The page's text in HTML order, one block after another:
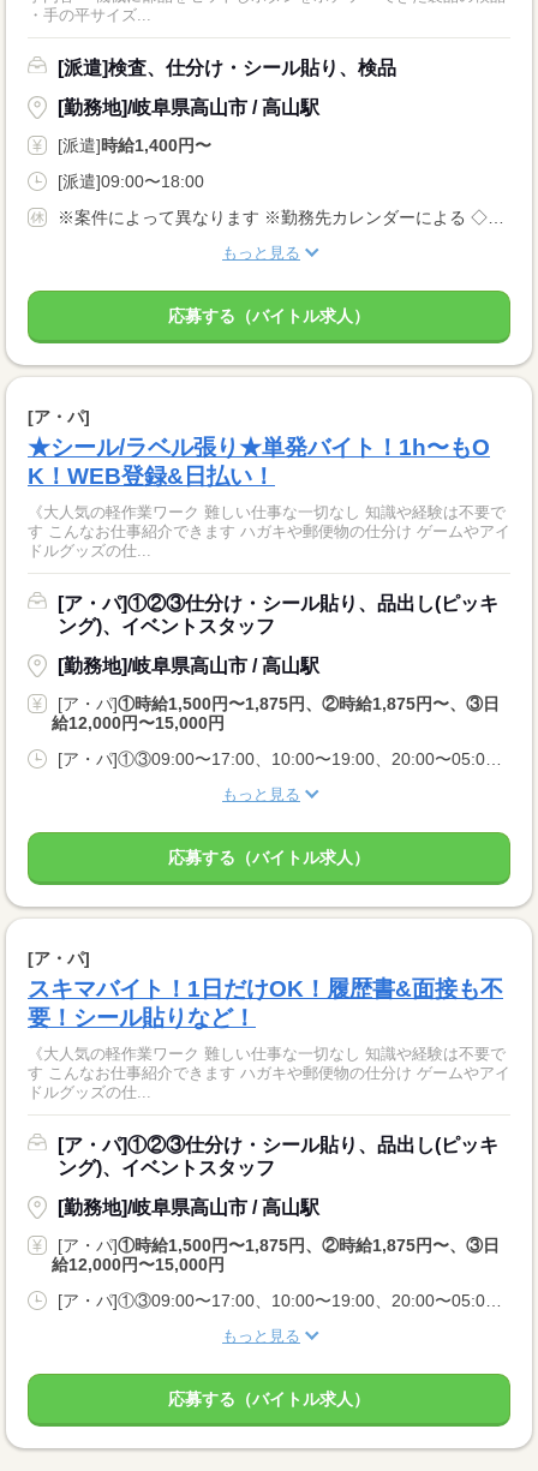
・手の平サイズ...
[派遣]検査、仕分け・シール貼り、検品
[勤務地]/岐阜県高山市 / 高山駅
[派遣]時給1,400円〜
[派遣]09:00〜18:00
もっと見る
応募する（バイトル求人）
[ア・パ]
★シール/ラベル張り★単発バイト！1h〜もO
K！WEB登録&日払い！
《大人気の軽作業ワーク 難しい仕事な一切なし 知識や経験は不要で
す こんなお仕事紹介できます ハガキや郵便物の仕分け ゲームやアイ
ドルグッズの仕...
[ア・パ]①②③仕分け・シール貼り、品出し(ピッキ
ング)、イベントスタッフ
[勤務地]/岐阜県高山市 / 高山駅
[ア・パ]①時給1,500円〜1,875円、②時給1,875円〜、③日
給12,000円〜15,000円
もっと見る
応募する（バイトル求人）
[ア・パ]
スキマバイト！1日だけOK！履歴書&面接も不
要！シール貼りなど！
《大人気の軽作業ワーク 難しい仕事な一切なし 知識や経験は不要で
す こんなお仕事紹介できます ハガキや郵便物の仕分け ゲームやアイ
ドルグッズの仕...
[ア・パ]①②③仕分け・シール貼り、品出し(ピッキ
ング)、イベントスタッフ
[勤務地]/岐阜県高山市 / 高山駅
[ア・パ]①時給1,500円〜1,875円、②時給1,875円〜、③日
給12,000円〜15,000円
もっと見る
応募する（バイトル求人）